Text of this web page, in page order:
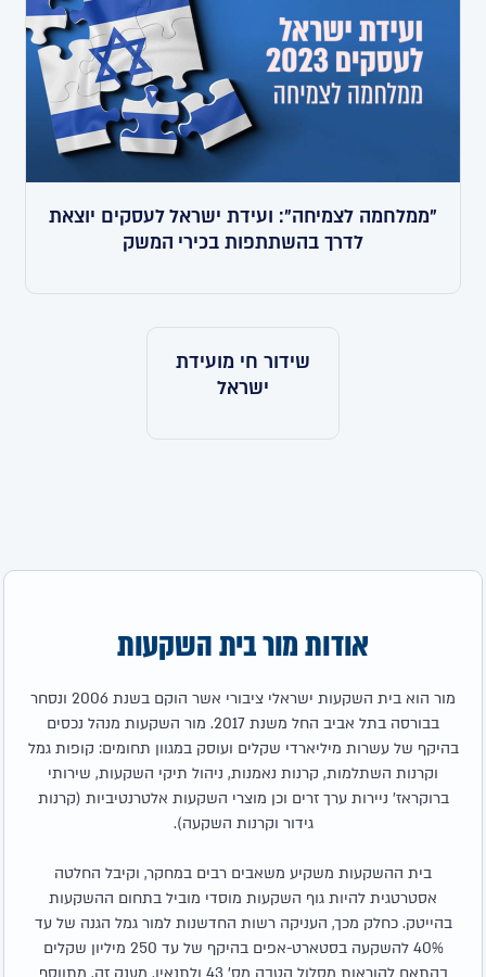
"ממלחמה לצמיחה": ועידת ישראל לעסקים יוצאת
לדרך בהשתתפות בכירי המשק
שידור חי מועידת
ישראל
אודות מור בית השקעות
מור הוא בית השקעות ישראלי ציבורי אשר הוקם בשנת 2006 ונסחר
בבורסה בתל אביב החל משנת 2017. מור השקעות מנהל נכסים
בהיקף של עשרות מיליארדי שקלים ועוסק במגוון תחומים: קופות גמל
וקרנות השתלמות, קרנות נאמנות, ניהול תיקי השקעות, שירותי
ברוקראז' ניירות ערך זרים וכן מוצרי השקעות אלטרנטיביות (קרנות
גידור וקרנות השקעה).
בית ההשקעות משקיע משאבים רבים במחקר, וקיבל החלטה
אסטרטגית להיות גוף השקעות מוסדי מוביל בתחום ההשקעות
בהייטק. כחלק מכך, העניקה רשות החדשנות למור גמל הגנה של עד
40% להשקעה בסטארט-אפים בהיקף של עד 250 מיליון שקלים